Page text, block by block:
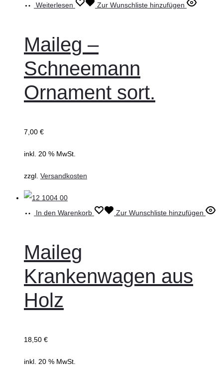
Weiterlesen
Zur Wunschliste hinzufügen
Maileg –
Schneemann
Ornament sort.
7,00 €
inkl. 20 % MwSt.
zzgl. Versandkosten
In den Warenkorb Zur Wunschliste hinzufügen
Maileg
Krankenwagen aus
Holz
18,50 €
inkl. 20 % MwSt.